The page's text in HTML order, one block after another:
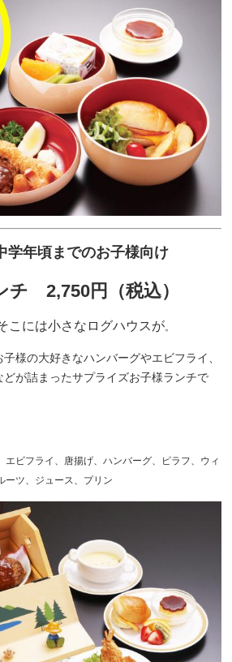
学年頃までのお子様向け
チ 2,750円（税込）
こには小さなログハウスが。
様の大好きなハンバーグやエビフライ、
どが詰まったサプライズお子様ランチで
エビフライ、唐揚げ、ハンバーグ、ピラフ、ウィ
ーツ、ジュース、プリン